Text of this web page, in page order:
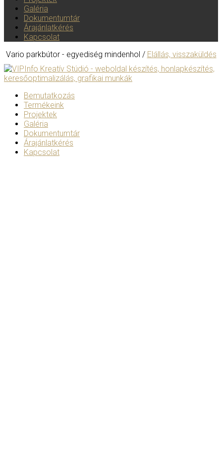
Galéria
Dokumentumtár
Árajánlatkérés
Kapcsolat
Vario parkbútor - egyediség mindenhol / Elállás, visszaküldés
Bemutatkozás
Termékeink
Projektek
Galéria
Dokumentumtár
Árajánlatkérés
Kapcsolat